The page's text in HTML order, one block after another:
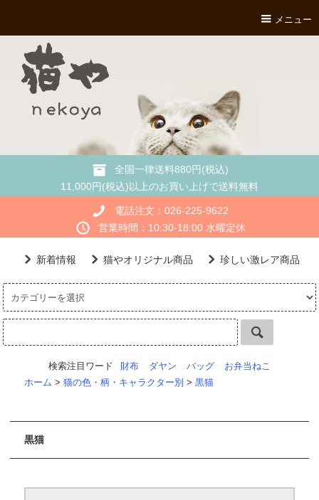
メニュー
全国一律送料880円(税込)
11,000円(税込)以上のお買い上げで送料無料
電話注文：026-225-9622
営業時間：10:30-18:00 水曜定休
新着情報 猫やオリジナル商品 珍しい激レア商品
検索注目ワード 財布 ダヤン バッグ
お弁当ねこ
ホーム > 猫の色・柄・キャラクター別 > 黒猫
黒猫